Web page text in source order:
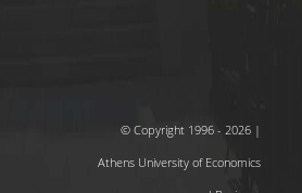
© Copyright 1996 - 2026 |
Athens University of Economics